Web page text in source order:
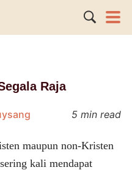
Raja
5 min read
maupun non-Kristen
kali mendapat